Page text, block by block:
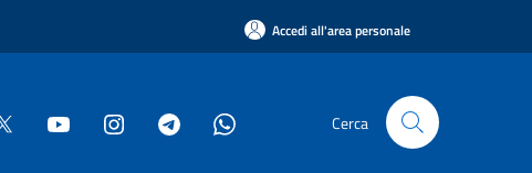
Accedi all'area personale
Cerca